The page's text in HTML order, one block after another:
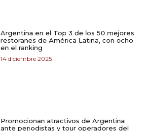
Argentina en el Top 3 de los 50 mejores
restoranes de América Latina, con ocho
en el ranking
14 diciembre 2025
Promocionan atractivos de Argentina
ante periodistas y tour operadores del